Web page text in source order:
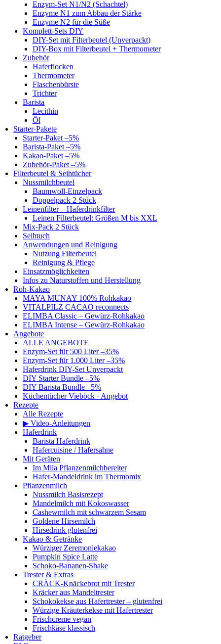
Enzym-Set N1/N2 (Schachtel)
Enzyme N1 zum Abbau der Stärke
Enzyme N2 für die Süße
Komplett-Sets DIY
DIY-Set mit Filterbeutel (Unverpackt)
DIY-Box mit Filterbeutel + Thermometer
Zubehör
Haferflocken
Thermometer
Flaschenbürste
Trichter
Barista
Lecithin
Öl
Starter-Pakete
Starter-Paket –5%
Barista-Paket –5%
Kakao-Paket –5%
Zubehör-Paket –5%
Filterbeutel & Seihtücher
Nussmilchbeutel
Baumwoll-Einzelpack
Doppelpack 2 Stück
Leinenfilter – Haferdrinkfilter
Leinen Filterbeutel: Größen M bis XXL
Mix-Pack 2 Stück
Seihtuch
Anwendungen und Reinigung
Nutzung Filterbeutel
Reinigung & Pflege
Einsatzmöglichkeiten
Infos zu Naturstoffen und Herstellung
Roh-Kakao
MAYA MUNAY 100% Rohkakao
VITALPILZ CACAO reconnects
ELIMBA Classic – Gewürz-Rohkakao
ELIMBA Intense – Gewürz-Rohkakao
Angebote
ALLE ANGEBOTE
Enzym-Set für 500 Liter –35%
Enzym-Set für 1.000 Liter –35%
Haferdrink DIY-Set Unverpackt
DIY Starter Bundle –5%
DIY Barista Bundle –5%
Küchentücher Vieböck · Angebot
Rezepte
Alle Rezepte
▶ Video-Anleitungen
Haferdrink
Barista Haferdrink
Hafercuisine / Hafersahne
Mit Geräten
Im Mila Pflanzenmilchbereiter
Hafer-Mandeldrink im Thermomix
Pflanzenmilch
Nussmilch Basisrezept
Mandelmilch mit Kokoswasser
Cashewmilch mit schwarzem Sesam
Goldene Hirsemilch
Hirsedrink glutenfrei
Kakao & Getränke
Würziger Zeremoniekakao
Pumpkin Spice Latte
Schoko-Bananen-Shake
Trester & Extras
CRÄCK-Knäckebrot mit Trester
Kräcker aus Mandeltrester
Schokokekse aus Hafertrester – glutenfrei
Würzige Kräuterkekse mit Hafertrester
Frischcreme vegan
Frischkäse klassisch
Ratgeber